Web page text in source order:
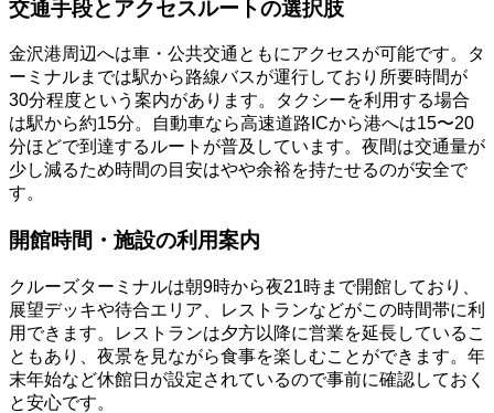
交通手段とアクセスルートの選択肢
金沢港周辺へは車・公共交通ともにアクセスが可能です。タ
ーミナルまでは駅から路線バスが運行しており所要時間が
30分程度という案内があります。タクシーを利用する場合
は駅から約15分。自動車なら高速道路ICから港へは15〜20
分ほどで到達するルートが普及しています。夜間は交通量が
少し減るため時間の目安はやや余裕を持たせるのが安全で
す。
開館時間・施設の利用案内
クルーズターミナルは朝9時から夜21時まで開館しており、
展望デッキや待合エリア、レストランなどがこの時間帯に利
用できます。レストランは夕方以降に営業を延長しているこ
ともあり、夜景を見ながら食事を楽しむことができます。年
末年始など休館日が設定されているので事前に確認しておく
と安心です。